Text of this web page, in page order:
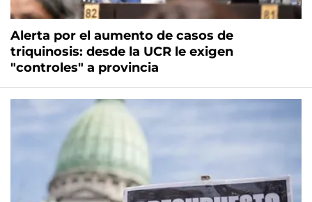
Alerta por el aumento de casos de
triquinosis: desde la UCR le exigen
"controles" a provincia